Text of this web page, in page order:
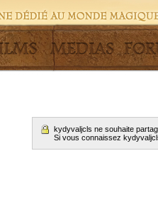
kydyvaljcls ne souhaite
Si vous connaissez